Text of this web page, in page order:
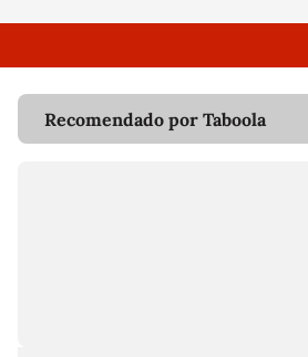
Recomendado por Taboola